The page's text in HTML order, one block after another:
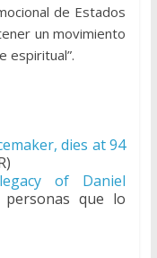
de Estados
un movimiento
espiritual”.
dies at 94
of Daniel
que lo